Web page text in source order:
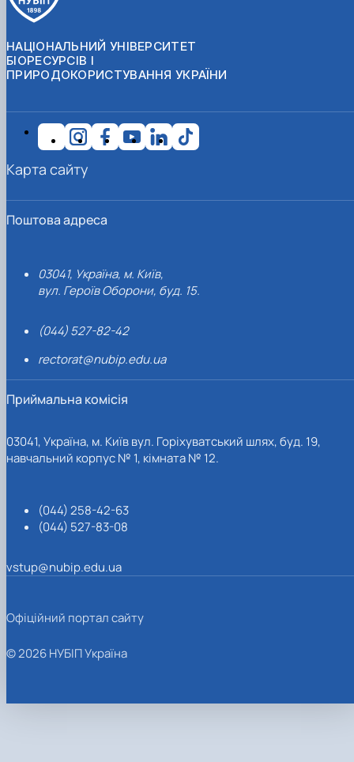
НАЦІОНАЛЬНИЙ УНІВЕРСИТЕТ
БІОРЕСУРСІВ І
ПРИРОДОКОРИСТУВАННЯ УКРАЇНИ
Поштова адреса
03041, Україна, м. Київ,
вул. Героїв Оборони, буд. 15.
(044) 527-82-42
rectorat@nubip.edu.ua
Приймальна комісія
03041, Україна, м. Київ вул. Горіхуватський шлях, буд. 19,
навчальний корпус № 1, кімната № 12.
(044) 258-42-63
(044) 527-83-08
vstup@nubip.edu.ua
Карта сайту
Офіційний портал сайту
© 2026 НУБІП Україна